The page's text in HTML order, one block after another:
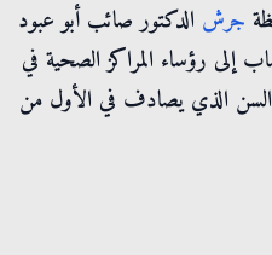
جرش الدكتور صائب أبو عبود
إلى رؤساء المراكز الصحية في
السن الذي يصادف في الأول من